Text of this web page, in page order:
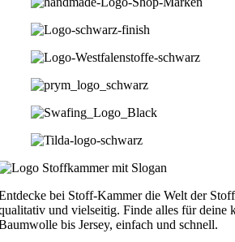
bei Stoff-Kammer die Welt der
und vielseitig. Finde alles für deine
bis Jersey, einfach und schnell.